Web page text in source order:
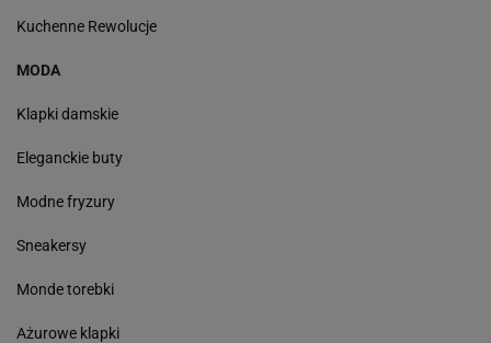
Kuchenne Rewolucje
MODA
Klapki damskie
Eleganckie buty
Modne fryzury
Sneakersy
Monde torebki
Ażurowe klapki